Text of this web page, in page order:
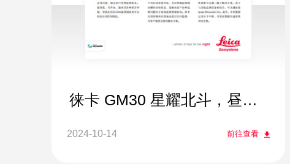
徕卡 GM30 星耀北斗，昼夜
2024-10-14 前往查看